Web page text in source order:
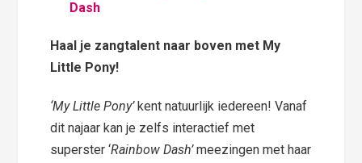
Haal je zangtalent naar boven met My
Little Pony!
‘My Little Pony’kent natuurlijk iedereen! Vanaf
dit najaar kan je zelfs interactief met
superster ‘Rainbow Dash’meezingen met haar